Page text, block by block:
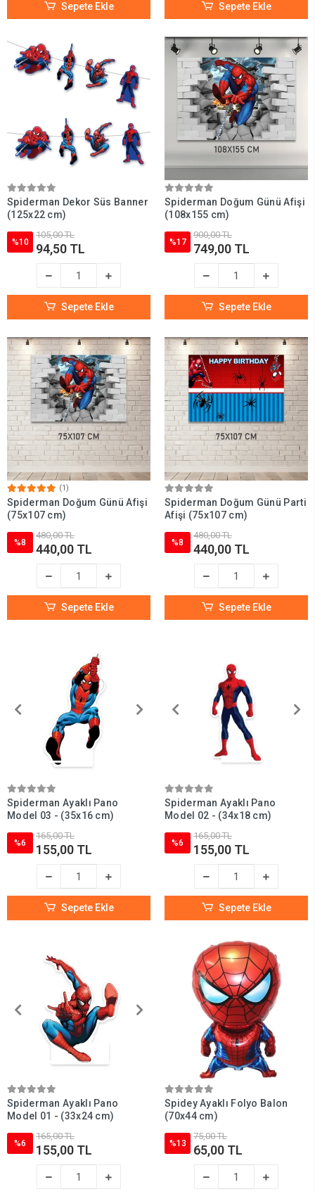
Sepete Ekle Sepete Ekle
Spiderman Dekor Süs Banner
(125x22 cm)
%10
105,00 TL
94,50 TL
Sepete Ekle
Spiderman Doğum Günü Afişi
(108x155 cm)
%17
900,00 TL
749,00 TL
Sepete Ekle
(1)
Spiderman Doğum Günü Afişi
(75x107 cm)
%8
480,00 TL
440,00 TL
Sepete Ekle
Spiderman Doğum Günü Parti
Afişi (75x107 cm)
%8
480,00 TL
440,00 TL
Sepete Ekle
Spiderman Ayaklı Pano
Model 03 - (35x16 cm)
%6
165,00 TL
155,00 TL
Sepete Ekle
Spiderman Ayaklı Pano
Model 02 - (34x18 cm)
%6
165,00 TL
155,00 TL
Sepete Ekle
Spiderman Ayaklı Pano
Model 01 - (33x24 cm)
%6
165,00 TL
155,00 TL
Spidey Ayaklı Folyo Balon
(70x44 cm)
%13
75,00 TL
65,00 TL